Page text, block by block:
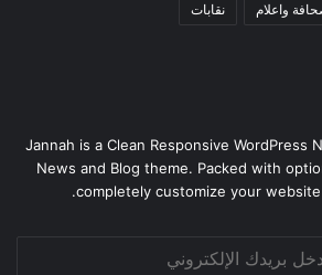
واعلام نقابات
Jannah is a Clean Responsive WordPress
News and Blog theme. Packed with
completely customize your